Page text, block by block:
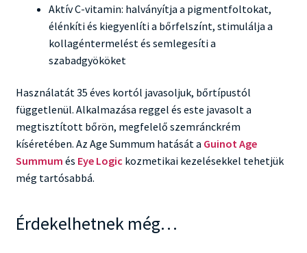
Aktív C-vitamin: halványítja a pigmentfoltokat,
élénkíti és kiegyenlíti a bőrfelszínt, stimulálja a
kollagéntermelést és semlegesíti a
szabadgyököket
Használatát 35 éves kortól javasoljuk, bőrtípustól
függetlenül. Alkalmazása reggel és este javasolt a
megtisztított bőrön, megfelelő szemránckrém
kíséretében. Az Age Summum hatását a Guinot Age
Summum és Eye Logic kozmetikai kezelésekkel tehetjük
még tartósabbá.
Érdekelhetnek még…